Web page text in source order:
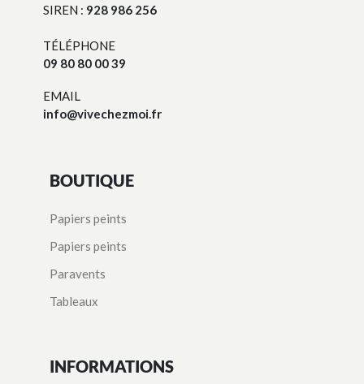
SIREN : 928 986 256
TÉLÉPHONE
09 80 80 00 39
EMAIL
info@vivechezmoi.fr
BOUTIQUE
Papiers peints
Papiers peints
Paravents
Tableaux
INFORMATIONS